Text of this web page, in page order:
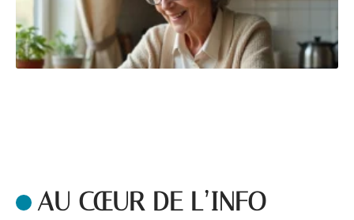
AU CŒUR DE L’INFO